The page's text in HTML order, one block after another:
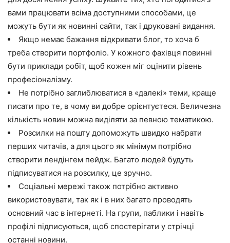
вами працювати всіма доступними способами, це
можуть бути як новинні сайти, так і друковані видання.
Якщо немає бажання відкривати блог, то хоча б
треба створити портфоліо. У кожного фахівця повинні
бути приклади робіт, щоб кожен міг оцінити рівень
професіоналізму.
Не потрібно заглиблюватися в «далекі» теми, краще
писати про те, в чому ви добре орієнтуєтеся. Величезна
кількість новин можна виділяти за певною тематикою.
Розсилки на пошту допоможуть швидко набрати
перших читачів, а для цього як мінімум потрібно
створити лендінгем пейдж. Багато людей будуть
підписуватися на розсилку, це зручно.
Соціальні мережі також потрібно активно
використовувати, так як і в них багато проводять
основний час в інтернеті. На групи, паблики і навіть
профілі підписуються, щоб спостерігати у стрічці
останні новини.